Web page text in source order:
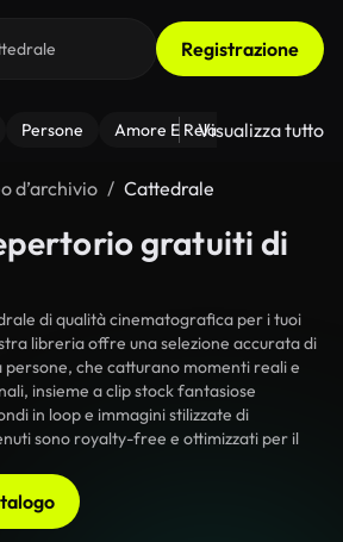
Registrazione
Persone Amore E Relazioni Il
Visualizza tutto
d’archivio Cattedrale
gratuiti di
di qualità cinematografica per i tuoi
libreria offre una selezione accurata di
che catturano momenti reali e
insieme a clip stock fantasiose
in loop e immagini stilizzate di
sono royalty-free e ottimizzati per il